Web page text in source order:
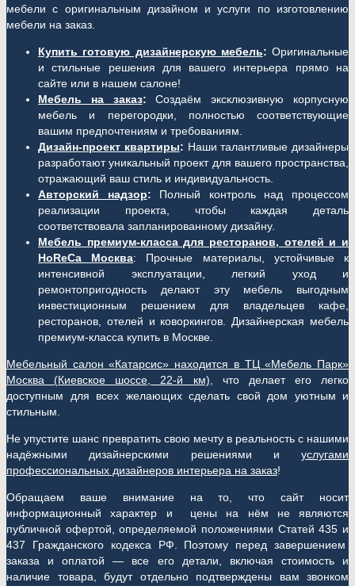
мебели с оригинальным дизайном и услуги по изготовлению
мебели на заказ.
Купить готовую дизайнерскую мебель: Оригинальные
и стильные решения для вашего интерьера прямо на
сайте или в нашем салоне!
Мебель на заказ: Создаём эксклюзивную корпусную
мебель и перегородки, полностью соответствующие
вашим предпочтениям и требованиям.
Дизайн-проект квартиры: Наши талантливые дизайнеры
разработают уникальный проект для вашего пространства,
отражающий ваш стиль и индивидуальность.
Авторский надзор: Полный контроль над процессом
реализации проекта, чтобы каждая деталь
соответствовала запланированному дизайну.
Мебель премиум-класса для ресторанов, отелей и и
HoReCa Москва: Прочные материалы, устойчивые к
интенсивной эксплуатации, легкий уход и
ремонтопригодность делают эту мебель выгодным
инвестиционным решением для владельцев кафе,
ресторанов, отелей и коворкингов. Дизайнерская мебель
премиум-класса купить в Москве.
Мебельный салон «Катарсис» находится в ТЦ «Мебель Парк»
Москва (Киевское шоссе, 22-й км) , что делает его легко
доступным для всех желающих сделать свой дом уютным и
стильным.
Не упустите шанс превратить свою мечту в реальность с нашими
надёжными дизайнерскими решениями и услугами
профессиональных дизайнеров интерьера на заказ!
Обращаем ваше внимание на то, что сайт носит
информационный характер и цены на нём не являются
публичной офертой, определяемой положениями Статей 435 и
437 Гражданского кодекса РФ. Поэтому перед завершением
заказа и оплатой — все его детали, включая стоимость и
наличие товара, будут отдельно подтверждены вам звонком